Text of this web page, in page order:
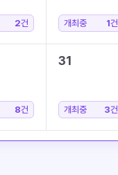
2건 개최중 1건
8건
31
개최중 3건